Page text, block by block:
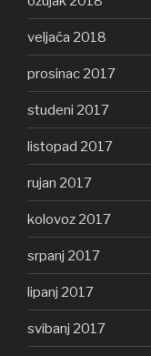
veljača 2018
prosinac 2017
studeni 2017
listopad 2017
rujan 2017
kolovoz 2017
srpanj 2017
lipanj 2017
svibanj 2017